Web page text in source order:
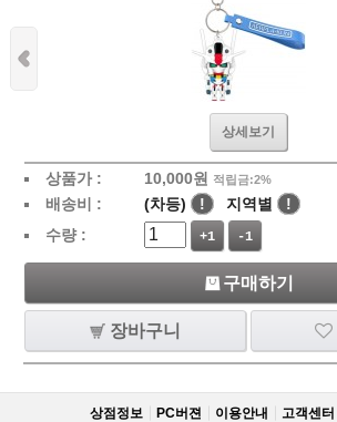
상세보기
상품가 : 10,000원 적립금:2%
배송비 : (차등) ! 지역별
!
수량 :
+1 -1
구매하기
장바구니
상점정보 PC버젼 이용안내 고객센터